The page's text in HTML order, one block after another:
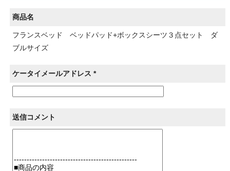
商品名
フランスベッド ベッドパッド+ボックスシーツ３点セット ダ
ブルサイズ
ケータイメールアドレス *
送信コメント